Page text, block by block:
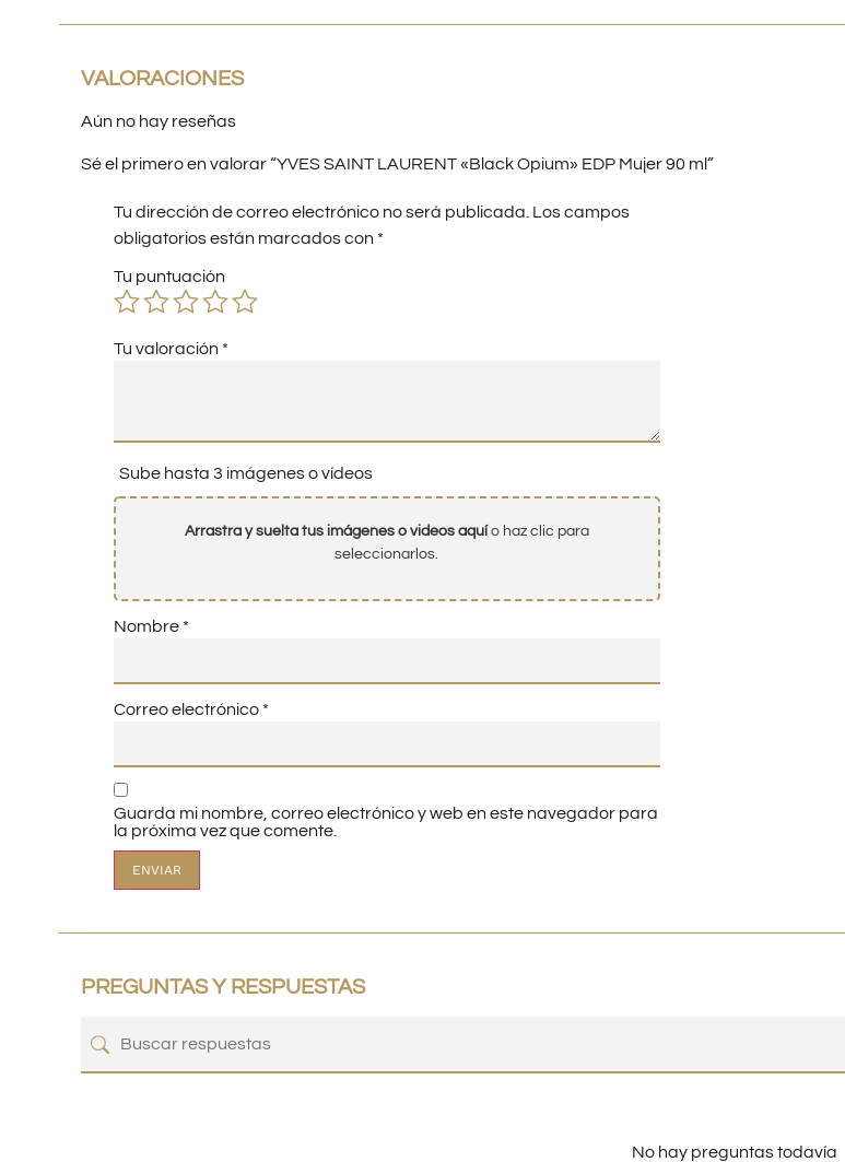
VALORACIONES
Aún no hay reseñas
Sé el primero en valorar “YVES SAINT LAURENT «Black Opium» EDP Mujer 90 ml”
Tu dirección de correo electrónico no será publicada. Los campos
obligatorios están marcados con *
Tu puntuación
Tu valoración *
Sube hasta 3 imágenes o vídeos
Arrastra y suelta tus imágenes o videos aquío haz clic para
seleccionarlos.
Nombre *
Correo electrónico *
Guarda mi nombre, correo electrónico y web en este navegador para
la próxima vez que comente.
PREGUNTAS Y RESPUESTAS
No hay preguntas todavía